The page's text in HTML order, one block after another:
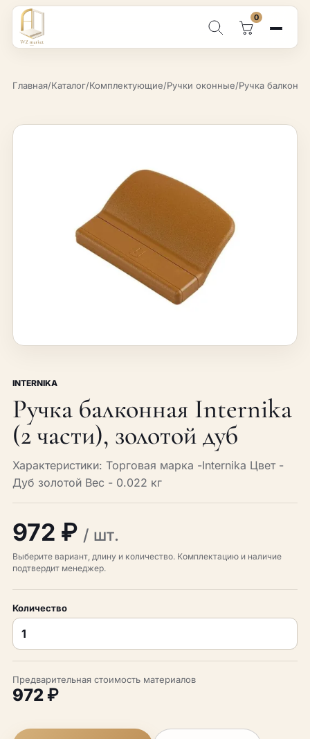
Поиск по каталогу
0
Главная/Каталог/Комплектующие/Ручки оконные/Ручка
INTERNIKA
Ручка балконная Internika
(2 части), золотой дуб
Характеристики: Торговая марка -Internika Цвет -
Дуб золотой Вес - 0.022 кг
972 ₽ / шт.
Выберите вариант, длину и количество. Комплектацию и наличие
подтвердит менеджер.
Количество
Предварительная стоимость материалов
972 ₽